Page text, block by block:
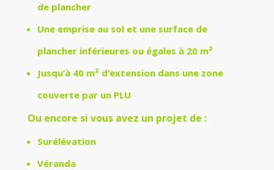
de plancher
Une emprise au sol et une surface de
plancher inférieures ou égales à 20 m²
Jusqu’à 40 m² d’extension dans une zone
couverte par un PLU
Ou encore si vous avez un projet de :
Surélévation
Véranda